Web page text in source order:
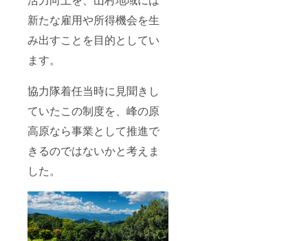
新たな雇用や所得機会を生
み出すことを目的としてい
ます。
協力隊着任当時に見聞きし
ていたこの制度を、峰の原
高原なら事業として推進で
きるのではないかと考えま
した。